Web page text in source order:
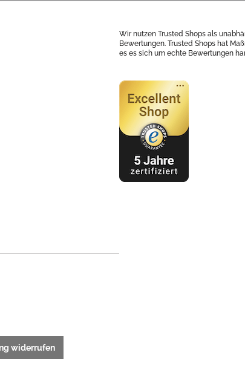
Wir nutzen Trusted Shops als
Bewertungen. Trusted Shops hat
es es sich um echte Bewertungen
widerrufen